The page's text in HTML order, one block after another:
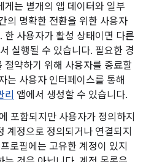
게는 별개의 앱 데이터와 일부
의 명확한 전환을 위한 사용자
한 사용자가 활성 상태이면 다른
실행될 수 있습니다. 필요한 경
절약하기 위해 사용자를 종료할
는 사용자 인터페이스를 통해
리 앱에서 생성할 수 있습니다.
포함되지만 사용자가 정의하지
계정으로 정의되거나 연결되지
로필에는 고유한 계정이 있지